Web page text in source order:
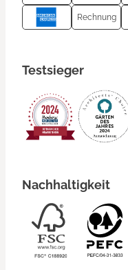
Rechnung
Testsieger
Nachhaltigkeit